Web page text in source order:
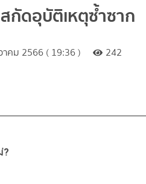
กัดอุบัติเหตุซ้ำซาก
าคม 2566 ( 19:36 ) 242
?